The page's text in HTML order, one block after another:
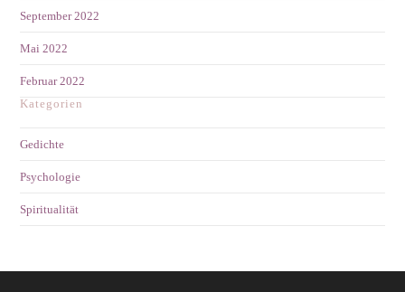
September 2022
Mai 2022
Februar 2022
Kategorien
Gedichte
Psychologie
Spiritualität